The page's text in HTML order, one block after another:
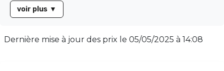
voir plus ▼
Dernière mise à jour des prix le 05/05/2025 à 14:08